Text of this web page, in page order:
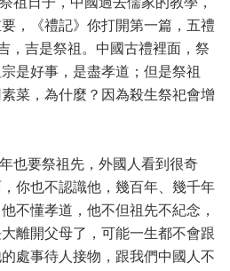
，《禮記》你打開第一篇，五禮
，吉是祭祖。中國古禮裡面，祭
是好事，是盡孝道；但是祭祖
菜，為什麼？因為殺生祭祀會增
也要祭祖先，外國人看到很奇
你也不認識他，幾百年、幾千年
不懂孝道，他不但祖先不紀念，
離開父母了，可能一生都不會跟
處事待人接物，跟我們中國人不